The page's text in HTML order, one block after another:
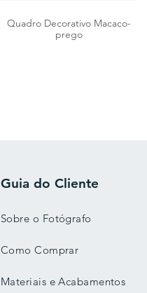
Quadro Decorativo Macaco-
prego
Guia do Cliente
Sobre o Fotógrafo
Como Comprar
Materiais e Acabamentos